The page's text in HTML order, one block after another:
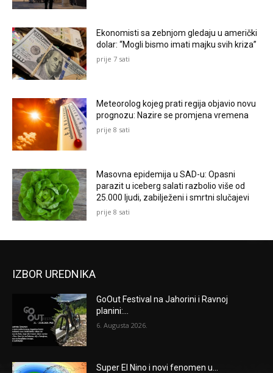
Ekonomisti sa zebnjom gledaju u američki
dolar: “Mogli bismo imati majku svih kriza”
prije 7 sati
Meteorolog kojeg prati regija objavio novu
prognozu: Nazire se promjena vremena
prije 8 sati
Masovna epidemija u SAD-u: Opasni
parazit u iceberg salati razbolio više od
25.000 ljudi, zabilježeni i smrtni slučajevi
prije 8 sati
IZBOR UREDNIKA
GoOut Festival na Jahorini i Ravnoj
planini:...
6. Augusta 2026.
Super El Nino i novi fenomen u...